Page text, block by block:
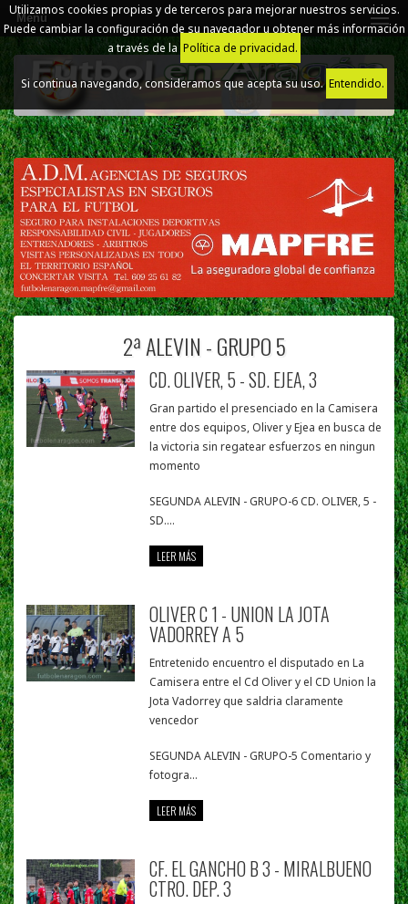
Utilizamos cookies propias y de terceros para mejorar nuestros servicios.
Puede cambiar la configuración de su navegador u obtener más información
a través de la Política de privacidad.
Si continua navegando, consideramos que acepta su uso.Entendido.
Menú
2ª ALEVIN - GRUPO 5
CD. OLIVER, 5 - SD. EJEA, 3
Gran partido el presenciado en la Camisera
entre dos equipos, Oliver y Ejea en busca de
la victoria sin regatear esfuerzos en ningun
momento
SEGUNDA ALEVIN - GRUPO-6 CD. OLIVER, 5 -
SD....
LEER MÁS
OLIVER C 1 - UNION LA JOTA
VADORREY A 5
Entretenido encuentro el disputado en La
Camisera entre el Cd Oliver y el CD Union la
Jota Vadorrey que saldria claramente
vencedor
SEGUNDA ALEVIN - GRUPO-5 Comentario y
fotogra...
LEER MÁS
CF. EL GANCHO B 3 - MIRALBUENO
CTRO. DEP. 3